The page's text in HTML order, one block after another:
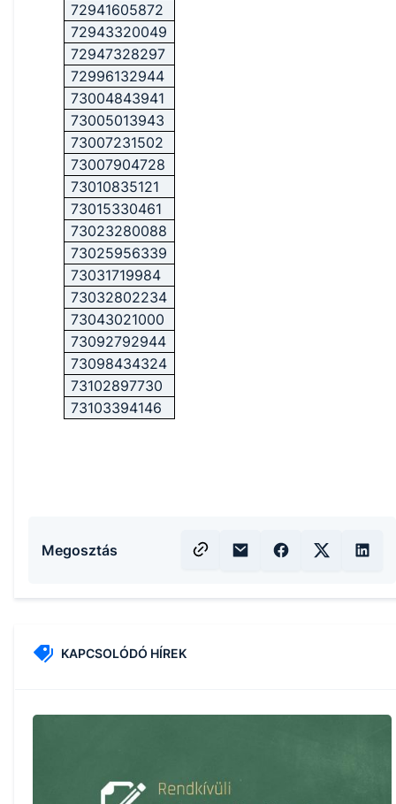
72941605872
72943320049
72947328297
72996132944
73004843941
73005013943
73007231502
73007904728
73010835121
73015330461
73023280088
73025956339
73031719984
73032802234
73043021000
73092792944
73098434324
73102897730
73103394146
Megosztás
KAPCSOLÓDÓ HÍREK